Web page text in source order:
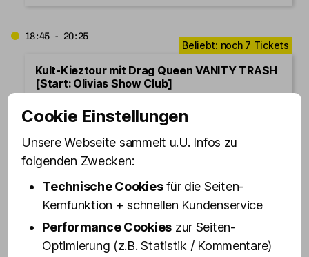
18:45 - 20:25
Kult-Kieztour mit Drag Queen VANITY TRASH
[Start: Olivias Show Club]
19:00 - 20:40
ZAHRT [Start: Olivias Show
Club]
Ausgebucht
Cookie Einstellungen
Unsere Webseite sammelt u.U. Infos zu
folgenden Zwecken:
Technische Cookiesfür die Seiten-
Kernfunktion + schnellen Kundenservice
Performance Cookies zur Seiten-
Optimierung (z.B. Statistik / Kommentare)